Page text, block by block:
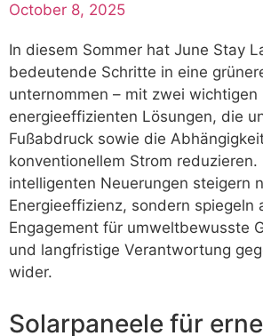
October 8, 2025
In diesem Sommer hat June Stay
bedeutende Schritte in eine
unternommen – mit zwei wichtigen
energieeffizienten Lösungen, die
Fußabdruck sowie die
konventionellem Strom reduzieren.
intelligenten Neuerungen steigern
Energieeffizienz, sondern spiegeln
Engagement für umweltbewusste
und langfristige Verantwortung
wider.
Solarpaneele für